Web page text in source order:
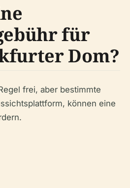
für
Dom?
frei, aber bestimmte
können eine